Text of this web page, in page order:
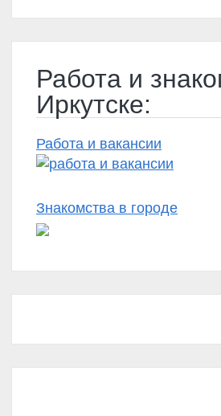
Работа и
Иркутске:
Работа и вакансии
Знакомства в городе